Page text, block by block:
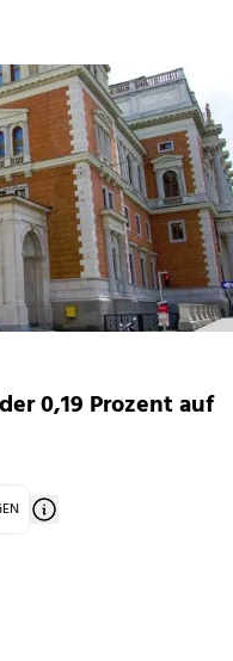
0,19 Prozent auf